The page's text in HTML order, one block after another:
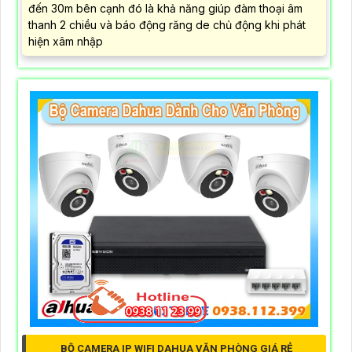
đến 30m bên cạnh đó là khả năng giúp đàm thoại âm
thanh 2 chiều và báo động răng de chủ động khi phát
hiện xâm nhập
BỘ CAMERA IP WIFI DAHUA VĂN PHÒNG GIÁ RẺ